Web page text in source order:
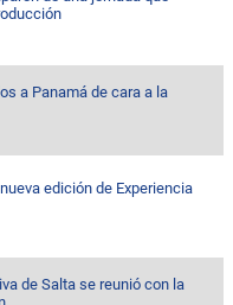
a Panamá de cara a la
edición de Experiencia
de Salta se reunió con la